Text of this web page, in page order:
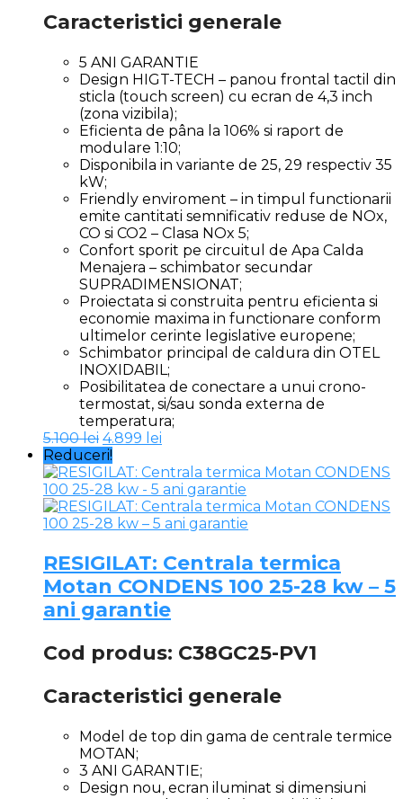
Caracteristici generale
5 ANI GARANTIE
Design HIGT-TECH – panou frontal tactil din
sticla (touch screen) cu ecran de 4,3 inch
(zona vizibila);
Eficienta de pâna la 106% si raport de
modulare 1:10;
Disponibila in variante de 25, 29 respectiv 35
kW;
Friendly enviroment – in timpul functionarii
emite cantitati semnificativ reduse de NOx,
CO si CO2 – Clasa NOx 5;
Confort sporit pe circuitul de Apa Calda
Menajera – schimbator secundar
SUPRADIMENSIONAT;
Proiectata si construita pentru eficienta si
economie maxima in functionare conform
ultimelor cerinte legislative europene;
Schimbator principal de caldura din OTEL
INOXIDABIL;
Posibilitatea de conectare a unui crono-
termostat, si/sau sonda externa de
temperatura;
5.100lei Prețul
inițial
a
fost:
5.100 lei.
4.899 lei
este:
4.899 lei.
Reduceri!
RESIGILAT: Centrala termica
Motan CONDENS 100 25-28 kw – 5
ani garantie
Cod produs: C38GC25-PV1
Caracteristici generale
Model de top din gama de centrale termice
MOTAN;
3 ANI GARANTIE;
Design nou, ecran iluminat si dimensiuni